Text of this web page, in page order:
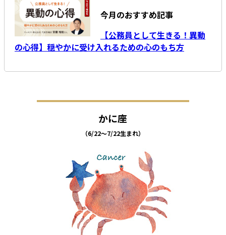
今月のおすすめ記事
【公務員として生きる！異動
の心得】穏やかに受け入れるための心のもち方
かに座
（6/22～7/22生まれ）